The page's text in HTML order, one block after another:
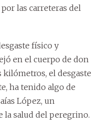
las carreteras del
físico y
en el cuerpo de don
kilómetros, el desgaste
ha tenido algo de
López, un
la salud del peregrino.